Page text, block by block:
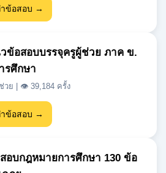
ต่างประเทศ | 👁 54,998 ครั้ง
ทดสอบวิชาบาสเก็ตบอล
าและพลศึกษา | 👁 48,977 ครั้ง
ำข้อสอบ →
ข้อสอบเข้า ม.1 สสวท วิชา